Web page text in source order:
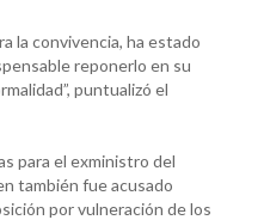
la convivencia, ha estado
reponerlo en su
puntualizó el
para el exministro del
también fue acusado
por vulneración de los